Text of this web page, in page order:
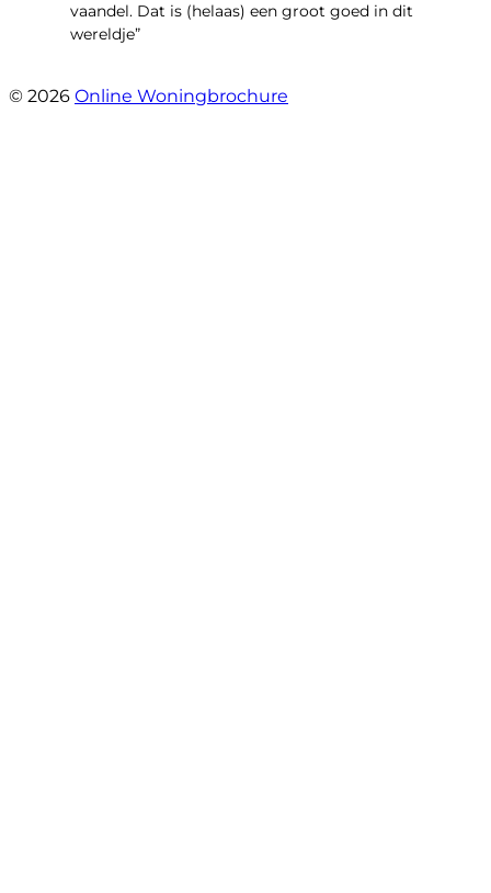
vaandel. Dat is (helaas) een groot goed in dit
wereldje”
© 2026 Online Woningbrochure